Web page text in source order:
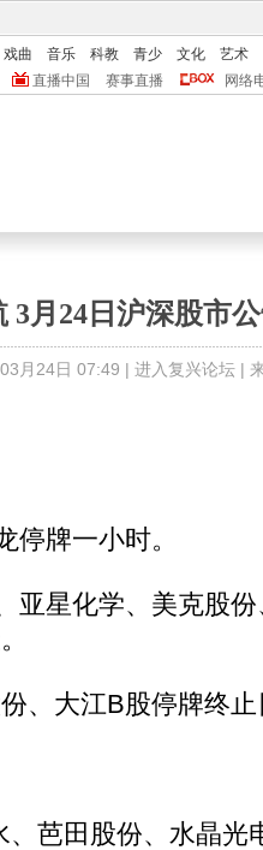
戏曲 音乐 科教 青少 文化
艺术
直播中国 赛事直播 网络
3月24日沪深股市
月24日 07:49 | 进入复兴论坛|
牌一小时。
星化学、美克股份
大江B股停牌终止
芭田股份、水晶光